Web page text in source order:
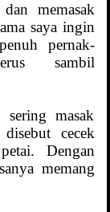
memasak
saya ingin
pernak-
sambil
masak
cecek
Dengan
memang